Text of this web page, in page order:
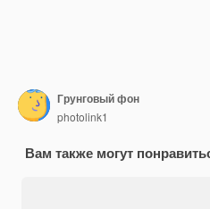
Грунговый фон
photolink1
Вам также могут